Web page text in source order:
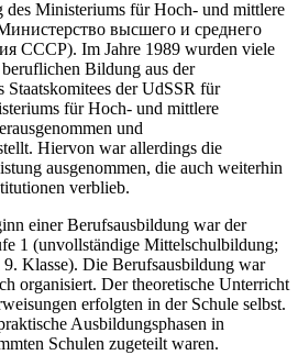
des Ministeriums für Hoch- und mittlere
высшего и среднего
СССР). Im Jahre 1989 wurden viele
Bildung aus der
Staatskomitees der UdSSR für
für Hoch- und mittlere
und
Hiervon war allerdings die
ausgenommen, die auch weiterhin
verblieb.
einer Berufsausbildung war der
1 (unvollständige Mittelschulbildung;
Klasse). Die Berufsausbildung war
organisiert. Der theoretische Unterricht
erfolgten in der Schule selbst.
Ausbildungsphasen in
Schulen zugeteilt waren.